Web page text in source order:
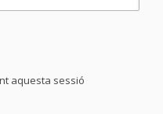
aquesta sessió